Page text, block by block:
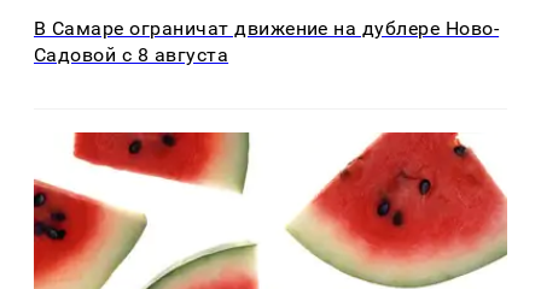
В Самаре ограничат движение на дублере Ново-
Садовой с 8 августа